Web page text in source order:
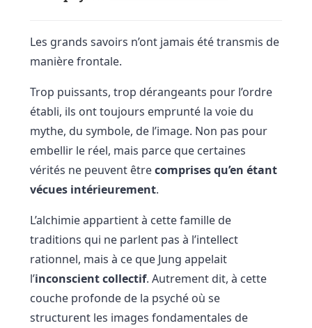
Les grands savoirs n’ont jamais été transmis de
manière frontale.
Trop puissants, trop dérangeants pour l’ordre
établi, ils ont toujours emprunté la voie du
mythe, du symbole, de l’image. Non pas pour
embellir le réel, mais parce que certaines
vérités ne peuvent êtrecomprises qu’en étant
vécues intérieurement.
L’alchimie appartient à cette famille de
traditions qui ne parlent pas à l’intellect
rationnel, mais à ce que Jung appelait
l’inconscient collectif. Autrement dit, à cette
couche profonde de la psyché où se
structurent les images fondamentales de